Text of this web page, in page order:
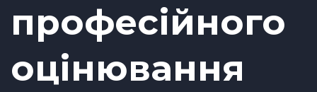
професійного
оцінювання